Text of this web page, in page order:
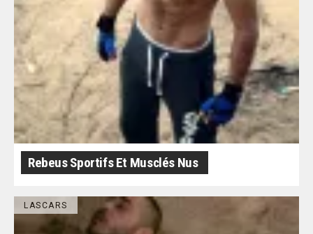
Rebeus Sportifs Et Musclés Nus
LASCARS